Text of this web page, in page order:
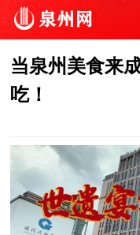
当泉州美食来
吃！